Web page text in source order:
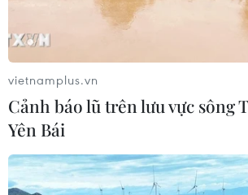
Cẩm Tú tiếp Tổng Thư ký Đảng
CNDD-FDD Burundi
29/07/2026 08:24
Tăng cường quan hệ đoàn kết, hợp
tác song phương Việt Nam-Burundi
28/07/2026 14:17
vietnamplus.vn
Cảnh báo lũ trên lưu vực sông
Yên Bái